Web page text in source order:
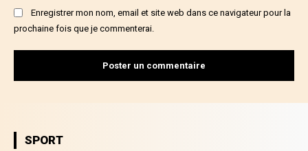
Enregistrer mon nom, email et site web dans ce navigateur pour la
prochaine fois que je commenterai.
SPORT